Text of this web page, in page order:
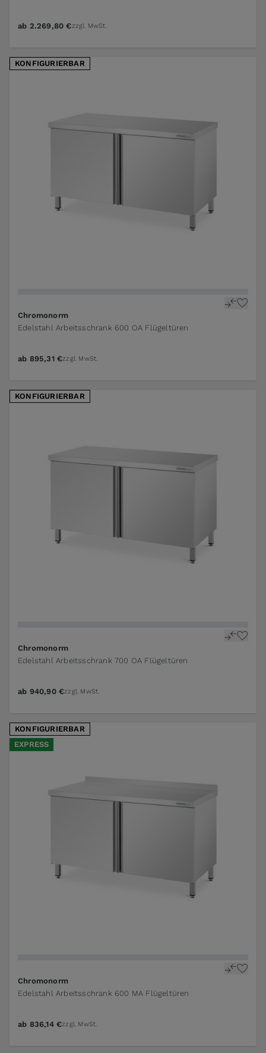
ab 2.269,80 €zzgl. MwSt.
KONFIGURIERBAR
Chromonorm
Edelstahl Arbeitsschrank 600 OA Flügeltüren
The price depends on the options chosen on the
ab 895,31 €zzgl. MwSt.
KONFIGURIERBAR
Chromonorm
Edelstahl Arbeitsschrank 700 OA Flügeltüren
The price depends on the options chosen on the
ab 940,90 €zzgl. MwSt.
KONFIGURIERBAR
EXPRESS
Chromonorm
Edelstahl Arbeitsschrank 600 MA Flügeltüren
The price depends on the options chosen on the
ab 836,14 €zzgl. MwSt.